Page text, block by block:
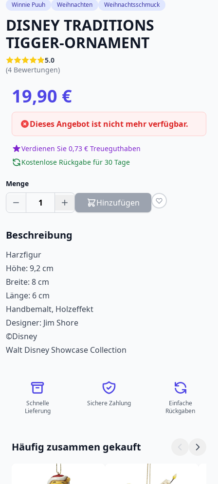
Winnie Puuh Weihnachten Weihnachtsschmuck
DISNEY TRADITIONS
TIGGER-ORNAMENT
5.0
(4 Bewertungen)
19,90 €
Dieses Angebot ist nicht mehr verfügbar.
Verdienen Sie 0,73 € Treueguthaben
Kostenlose Rückgabe für 30 Tage
Menge
1 Hinzufügen
Beschreibung
Harzfigur
Höhe: 9,2 cm
Breite: 8 cm
Länge: 6 cm
Handbemalt, Holzeffekt
Designer: Jim Shore
©Disney
Walt Disney Showcase Collection
Schnelle
Lieferung
Sichere Zahlung
Einfache
Rückgaben
Häufig zusammen gekauft